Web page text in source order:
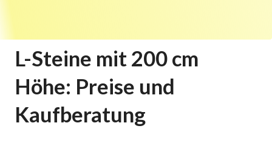
L-Steine mit 200 cm
Höhe: Preise und
Kaufberatung